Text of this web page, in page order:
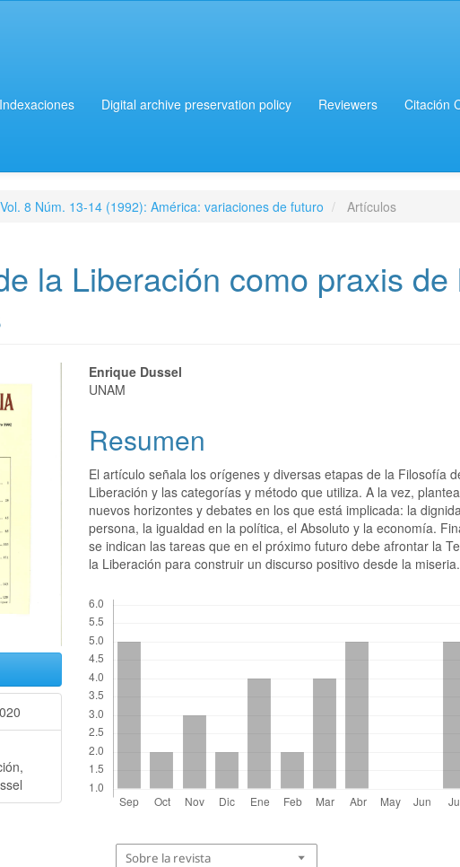
Indexaciones Digital archive preservation policy Reviewers Citación
Vol. 8 Núm. 13-14 (1992): América: variaciones de futuro Artículos
la Liberación como praxis de
Enrique Dussel
UNAM
Resumen
El artículo señala los orígenes y diversas etapas de la Filosofía
Liberación y las categorías y método que utiliza. A la vez,
nuevos horizontes y debates en los que está implicada: la
persona, la igualdad en la política, el Absoluto y la economía.
se indican las tareas que en el próximo futuro debe afrontar la
la Liberación para construir un discurso positivo desde la miseria.
Sobre la revista